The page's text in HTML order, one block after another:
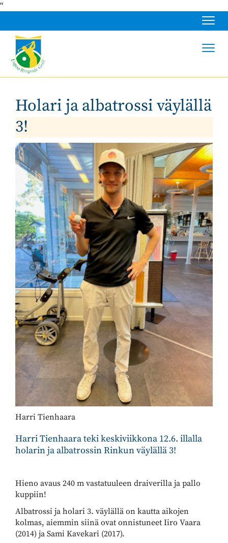
“
Holari ja albatrossi väylällä
3!
Harri Tienhaara
Harri Tienhaara teki keskiviikkona 12.6. illalla
holarin ja albatrossin Rinkun väylällä 3!
Hieno avaus 240 m vastatuuleen draiverilla ja pallo
kuppiin!
Albatrossi ja holari 3. väylällä on kautta aikojen
kolmas, aiemmin siinä ovat onnistuneet Iiro Vaara
(2014) ja Sami Kavekari (2017).